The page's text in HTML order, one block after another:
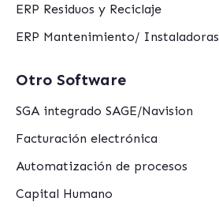
ERP Residuos y Reciclaje
ERP Mantenimiento/ Instaladoras
Otro Software
SGA integrado SAGE/Navision
Facturación electrónica
Automatización de procesos
Capital Humano